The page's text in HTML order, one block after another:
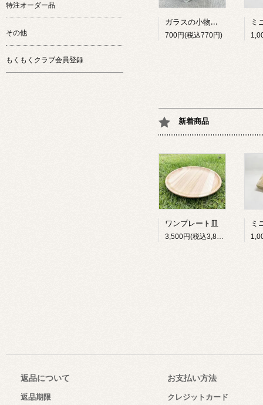
ガラスの小物入れ（大）
700円(税込770円)
新着商品
ワンプレート皿
3,500円(税込3,850円)
特注オーダー品
その他
もくもくクラブ会員登録
返品について
返品期限
お支払い方法
クレジットカード